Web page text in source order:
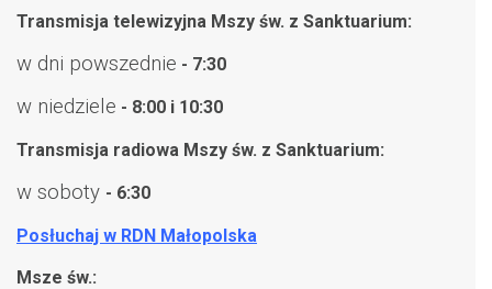
Transmisja telewizyjna Mszy św. z Sanktuarium:
w dni powszednie - 7:30
w niedziele - 8:00 i 10:30
Transmisja radiowa Mszy św. z Sanktuarium:
w soboty - 6:30
Posłuchaj w RDN Małopolska
Msze św.: